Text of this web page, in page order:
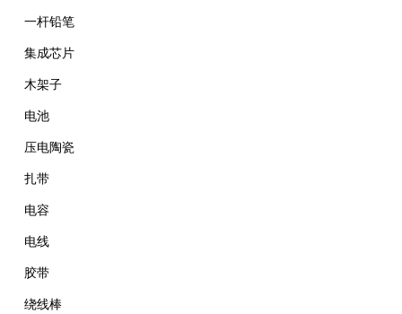
一杆铅笔
集成芯片
木架子
电池
压电陶瓷
扎带
电容
电线
胶带
绕线棒